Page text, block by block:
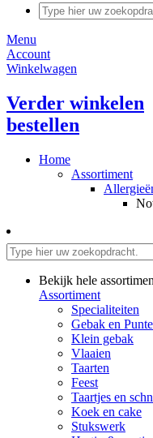
Menu
Account
Winkelwagen
Verder winkelen
bestellen
Home
Assortiment
Bekijk hele
Assortiment
Specialiteiten
Gebak en
Klein gebak
Vlaaien
Taarten
Feest
Taartjes en
Koek en cake
Stukswerk